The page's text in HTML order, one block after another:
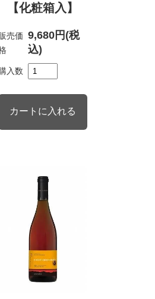
【化粧箱入】
売価 9,680円(税
込)
入数